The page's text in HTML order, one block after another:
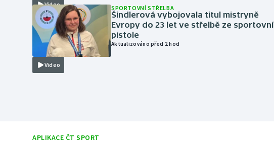
Video
Video
SPORTOVNÍ STŘELBA
Šindlerová vybojovala titul mistryně
Evropy do 23 let ve střelbě ze sportovní
pistole
Aktualizováno před 2 hod
APLIKACE ČT SPORT